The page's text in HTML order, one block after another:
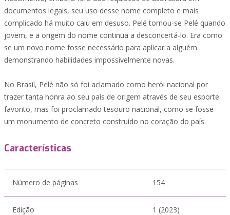
documentos legais, seu uso desse nome completo e mais
complicado há muito caiu em desuso. Pelé tornou-se Pelé quando
jovem, e a origem do nome continua a desconcertá-lo. Era como
se um novo nome fosse necessário para aplicar a alguém
demonstrando habilidades impossivelmente novas.
No Brasil, Pelé não só foi aclamado como herói nacional por
trazer tanta honra ao seu país de origem através de seu esporte
favorito, mas foi proclamado tesouro nacional, como se fosse
um monumento de concreto construído no coração do país.
Características
Número de páginas 154
Edição 1 (2023)